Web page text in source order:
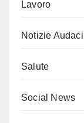
Lavoro
Notizie Audaci
Salute
Social News